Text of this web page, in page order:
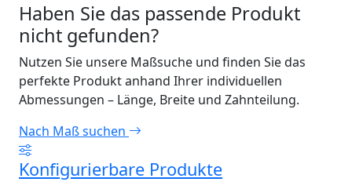
Haben Sie das passende Produkt
nicht gefunden?
Nutzen Sie unsere Maßsuche und finden Sie das
perfekte Produkt anhand Ihrer individuellen
Abmessungen – Länge, Breite und Zahnteilung.
Nach Maß suchen
Konfigurierbare Produkte